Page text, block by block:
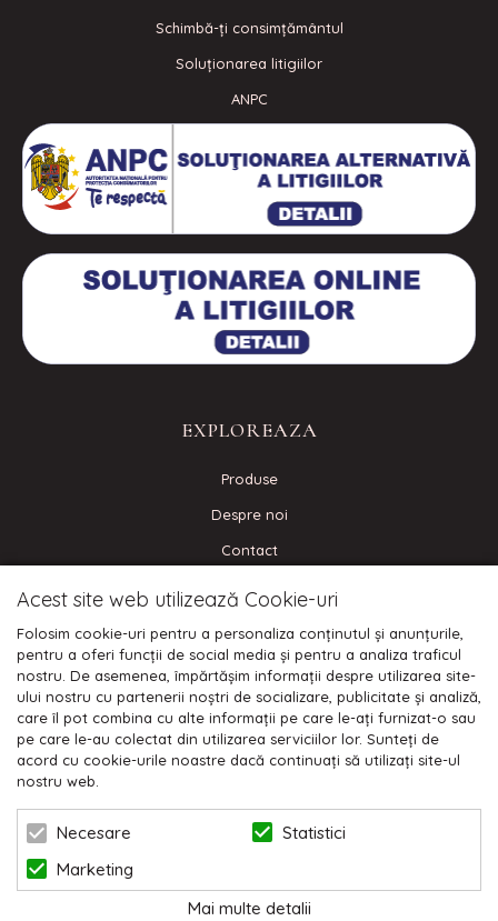
© 2026 NIKODO | POWERED BY
Schimbă-ți consimțământul
Soluționarea litigiilor
ANPC
EXPLOREAZA
Produse
Despre noi
Contact
CONECTEAZA-TE
Plata cu cardul:
Acest site web utilizează Cookie-uri
Folosim cookie-uri pentru a personaliza conținutul și anunțurile,
pentru a oferi funcții de social media și pentru a analiza traficul
nostru. De asemenea, împărtășim informații despre utilizarea site-
ului nostru cu partenerii noștri de socializare, publicitate și analiză,
care îl pot combina cu alte informații pe care le-ați furnizat-o sau
pe care le-au colectat din utilizarea serviciilor lor. Sunteți de
acord cu cookie-urile noastre dacă continuați să utilizați site-ul
nostru web.
Necesare
Statistici
Marketing
Mai multe detalii